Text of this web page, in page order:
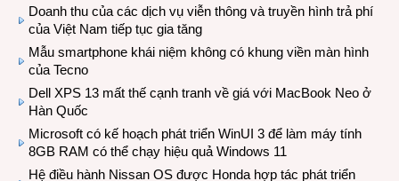
Doanh thu của các dịch vụ viễn thông và truyền hình trả phí
của Việt Nam tiếp tục gia tăng
Mẫu smartphone khái niệm không có khung viền màn hình
của Tecno
Dell XPS 13 mất thế cạnh tranh về giá với MacBook Neo ở
Hàn Quốc
Microsoft có kế hoạch phát triển WinUI 3 để làm máy tính
8GB RAM có thể chạy hiệu quả Windows 11
Hệ điều hành Nissan OS được Honda hợp tác phát triển